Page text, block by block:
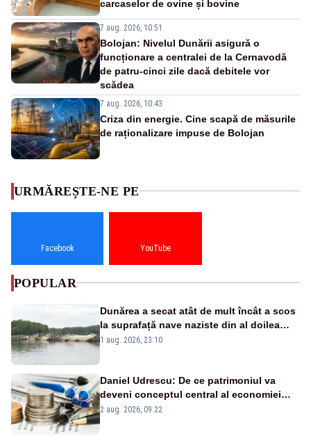
carcaselor de ovine și bovine
7 aug. 2026, 10:51
Bolojan: Nivelul Dunării asigură o
funcționare a centralei de la Cernavodă
de patru-cinci zile dacă debitele vor
scădea
7 aug. 2026, 10:43
Criza din energie. Cine scapă de măsurile
de raționalizare impuse de Bolojan
URMĂREȘTE-NE PE
Facebook YouTube
POPULAR
Dunărea a secat atât de mult încât a scos
la suprafață nave naziste din al doilea
război mondial
1 aug. 2026, 23:10
Daniel Udrescu: De ce patrimoniul va
deveni conceptul central al economiei
viitoare?
2 aug. 2026, 09:22